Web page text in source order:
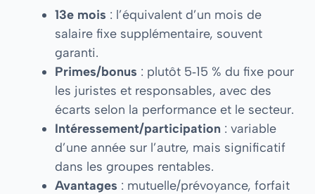
13e mois : l’équivalent d’un mois de
salaire fixe supplémentaire, souvent
garanti.
Primes/bonus : plutôt 5‑15 % du fixe pour
les juristes et responsables, avec des
écarts selon la performance et le secteur.
Intéressement/participation : variable
d’une année sur l’autre, mais significatif
dans les groupes rentables.
Avantages : mutuelle/prévoyance, forfait